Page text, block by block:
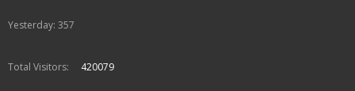
Yesterday: 357
Total Visitors: 420079